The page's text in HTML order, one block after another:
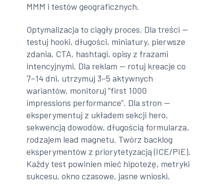
MMM i testów geograficznych.
Optymalizacja to ciągły proces. Dla treści —
testuj hooki, długości, miniatury, pierwsze
zdania, CTA, hashtagi, opisy z frazami
intencyjnymi. Dla reklam — rotuj kreacje co
7–14 dni, utrzymuj 3–5 aktywnych
wariantów, monitoruj “first 1000
impressions performance”. Dla stron —
eksperymentuj z układem sekcji hero,
sekwencją dowodów, długością formularza,
rodzajem lead magnetu. Twórz backlog
eksperymentów z priorytetyzacją (ICE/PIE).
Każdy test powinien mieć hipotezę, metryki
sukcesu, okno czasowe, jasne wnioski.